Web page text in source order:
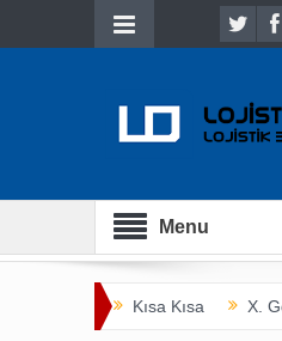
Menu
Kısa Kısa X.